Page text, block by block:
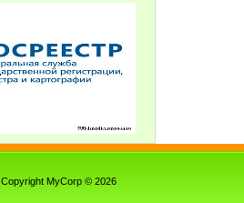
Copyright MyCorp © 2026